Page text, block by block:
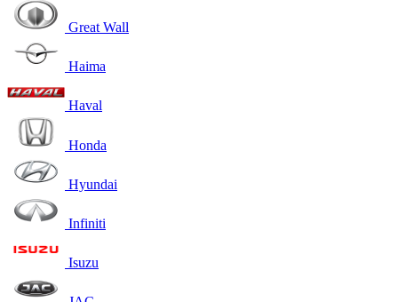
Great Wall
Haima
Haval
Honda
Hyundai
Infiniti
Isuzu